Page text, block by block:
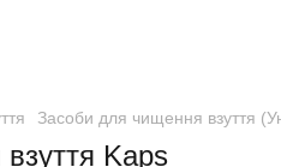
Засоби для чищення взуття
Kaps